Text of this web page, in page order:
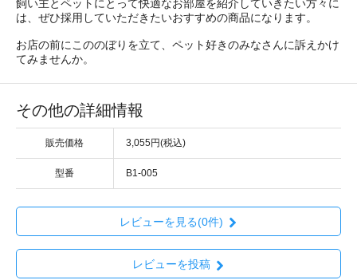
飼い主とペットにとって快適なお部屋を紹介していきたい方々に
は、ぜひ採用していただきたいおすすめの商品になります。
お店の前にこののぼりを立て、ペット好きのみなさんに訴えかけ
てみませんか。
その他の詳細情報
販売価格 3,055円(税込)
型番 B1-005
レビューを見る(0件)
レビューを投稿